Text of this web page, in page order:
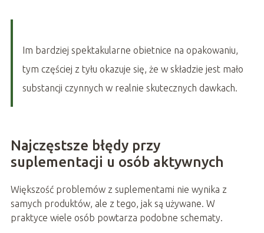
Im bardziej spektakularne obietnice na opakowaniu,
tym częściej z tyłu okazuje się, że w składzie jest mało
substancji czynnych w realnie skutecznych dawkach.
Najczęstsze błędy przy
suplementacji u osób aktywnych
Większość problemów z suplementami nie wynika z
samych produktów, ale z tego, jak są używane. W
praktyce wiele osób powtarza podobne schematy.